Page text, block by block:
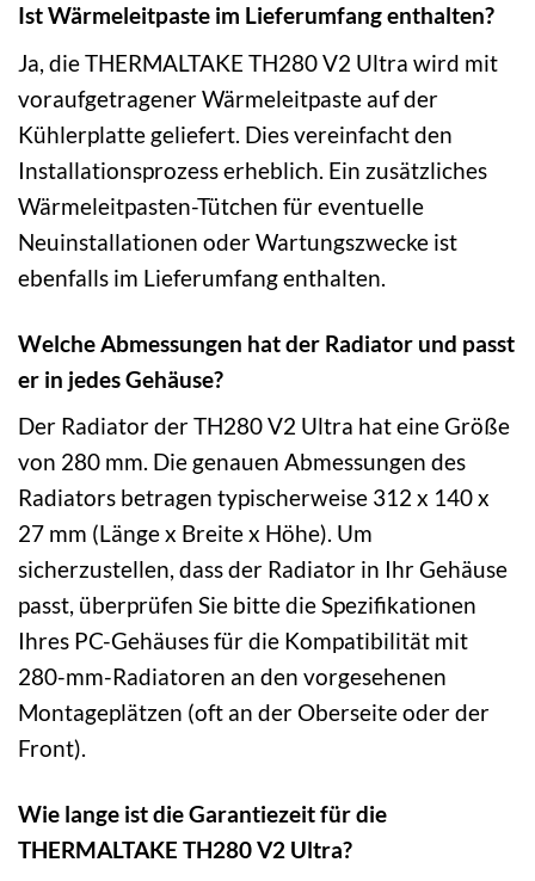
Ist Wärmeleitpaste im Lieferumfang enthalten?
Ja, die THERMALTAKE TH280 V2 Ultra wird mit
voraufgetragener Wärmeleitpaste auf der
Kühlerplatte geliefert. Dies vereinfacht den
Installationsprozess erheblich. Ein zusätzliches
Wärmeleitpasten-Tütchen für eventuelle
Neuinstallationen oder Wartungszwecke ist
ebenfalls im Lieferumfang enthalten.
Welche Abmessungen hat der Radiator und passt
er in jedes Gehäuse?
Der Radiator der TH280 V2 Ultra hat eine Größe
von 280 mm. Die genauen Abmessungen des
Radiators betragen typischerweise 312 x 140 x
27 mm (Länge x Breite x Höhe). Um
sicherzustellen, dass der Radiator in Ihr Gehäuse
passt, überprüfen Sie bitte die Spezifikationen
Ihres PC-Gehäuses für die Kompatibilität mit
280-mm-Radiatoren an den vorgesehenen
Montageplätzen (oft an der Oberseite oder der
Front).
Wie lange ist die Garantiezeit für die
THERMALTAKE TH280 V2 Ultra?